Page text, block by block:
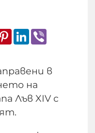
Pinterest
LinkedIn
в
на
Лъв XIV с